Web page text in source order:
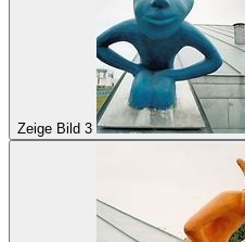
Zeige Bild 3